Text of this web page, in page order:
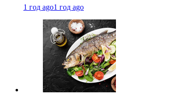
1 год ago1 год ago